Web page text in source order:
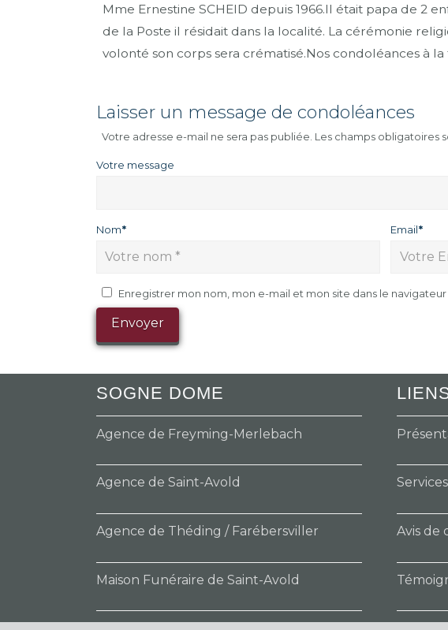
Mme Ernestine SCHEID depuis 1966.Il était papa de 2
de la Poste il résidait dans la localité. La cérémonie
volonté son corps sera crématisé.Nos condoléances à la
Laisser un message de condoléances
Votre adresse e-mail ne sera pas publiée. Les champs obligatoires
Votre message
Nom* Email*
Enregistrer mon nom, mon e-mail et mon site dans le
SOGNE DOME
Agence de Freyming-Merlebach
Agence de Saint-Avold
Agence de Théding / Farébersviller
Maison Funéraire de Saint-Avold
Services
Avis de